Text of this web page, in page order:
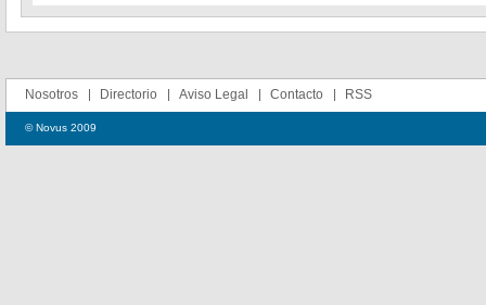
Nosotros Directorio Aviso Legal Contacto RSS
© Novus 2009